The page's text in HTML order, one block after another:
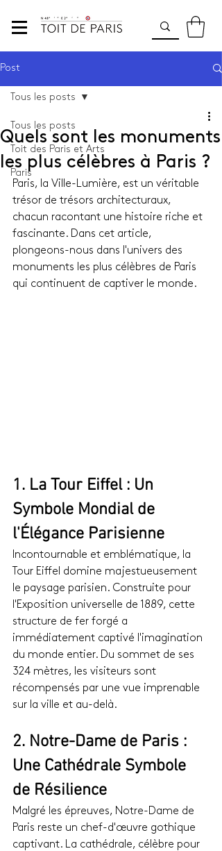
Post
Tous les posts
Toit des Paris et Arts
Paris
Tous les posts
Quels sont les monuments
les plus célèbres à Paris ?
Paris, la Ville-Lumière, est un véritable
trésor de trésors architecturaux,
chacun racontant une histoire riche et
fascinante. Dans cet article,
plongeons-nous dans l'univers des
monuments les plus célèbres de Paris
qui continuent de captiver le monde.
1. La Tour Eiffel : Un
Symbole Mondial de
l'Élégance Parisienne
Incontournable et emblématique, la
Tour Eiffel domine majestueusement
le paysage parisien. Construite pour
l'Exposition universelle de 1889, cette
structure de fer forgé a
immédiatement captivé l'imagination
du monde entier. Du sommet de ses
324 mètres, les visiteurs sont
récompensés par une vue imprenable
sur la ville et au-delà.
2. Notre-Dame de Paris :
Une Cathédrale Symbole
de Résilience
Malgré les épreuves, Notre-Dame de
Paris reste un chef-d'œuvre gothique
captivant. La cathédrale, célèbre pour